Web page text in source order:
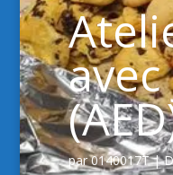
par0140017T|